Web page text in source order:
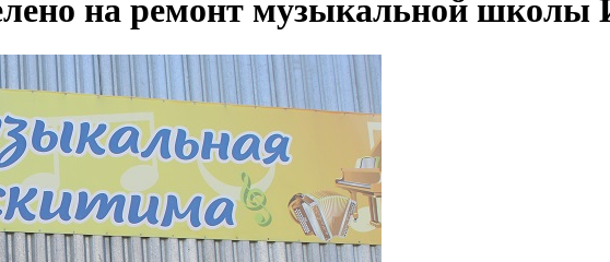
на ремонт музыкальной школы